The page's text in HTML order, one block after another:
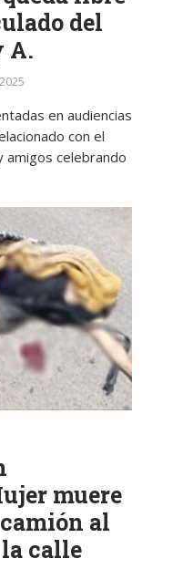
del
A.
en audiencias
con el
amigos celebrando
muere
al
calle